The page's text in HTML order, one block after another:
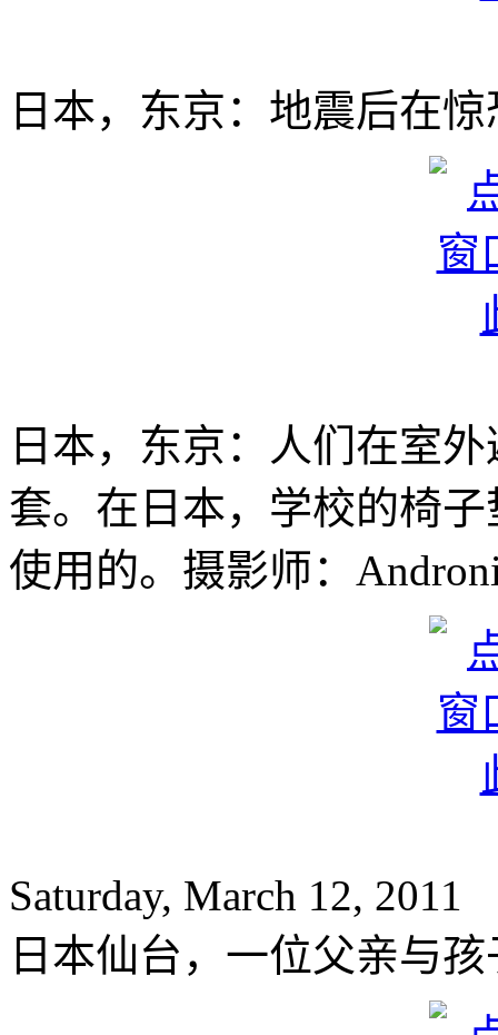
日本，东京：地震后在
日本，东京：人们在室
套。在日本，学校的椅
使用的。摄影师：
Saturday, March 12, 2011
日本仙台，一位父亲与